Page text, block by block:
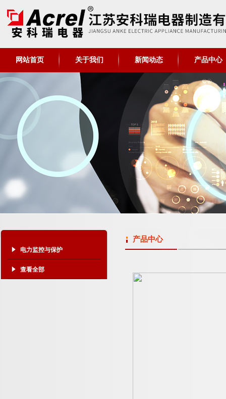
网站首页 关于我们 新闻动态 产品中心
电力监控与保护
查看全部
产品中心